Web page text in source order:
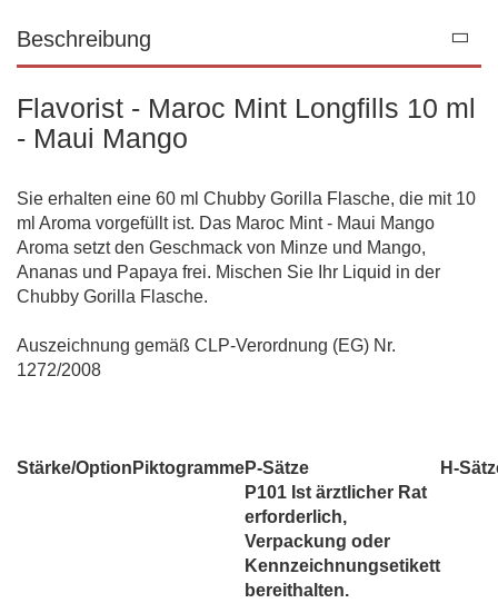
Beschreibung
Flavorist - Maroc Mint Longfills 10 ml
- Maui Mango
Sie erhalten eine 60 ml Chubby Gorilla Flasche, die mit 10
ml Aroma vorgefüllt ist. Das Maroc Mint - Maui Mango
Aroma setzt den Geschmack von Minze und Mango,
Ananas und Papaya frei. Mischen Sie Ihr Liquid in der
Chubby Gorilla Flasche.
Auszeichnung gemäß CLP-Verordnung (EG) Nr.
1272/2008
Stärke/Option PiktogrammeP-Sätze H-
P101 Ist ärztlicher Rat
erforderlich,
Verpackung oder
Kennzeichnungsetikett
bereithalten.